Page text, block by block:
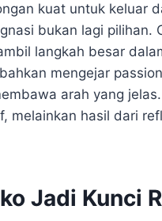
kuat untuk keluar
bukan lagi pilihan.
langkah besar
mengejar
arah yang
melainkan hasil dari
Jadi Kunci